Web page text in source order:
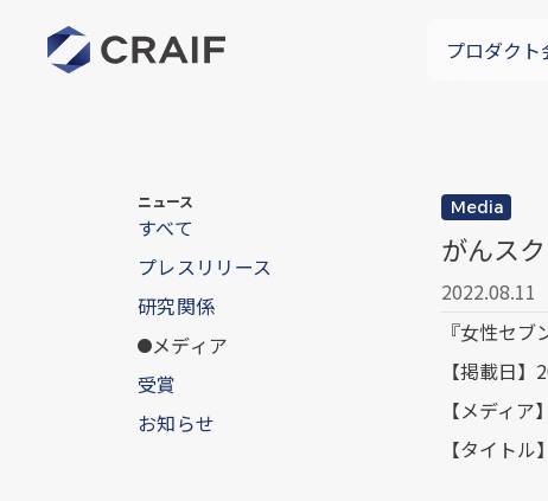
プロダクト
ニュース
すべて
プレスリリース
研究関係
メディア
受賞
お知らせ
Media
がんス
2022.08.11
『女性セ
【掲載日
【メディ
【タイト